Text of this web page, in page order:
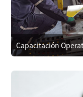
Nuestro equipo
sitio para
Capacitación